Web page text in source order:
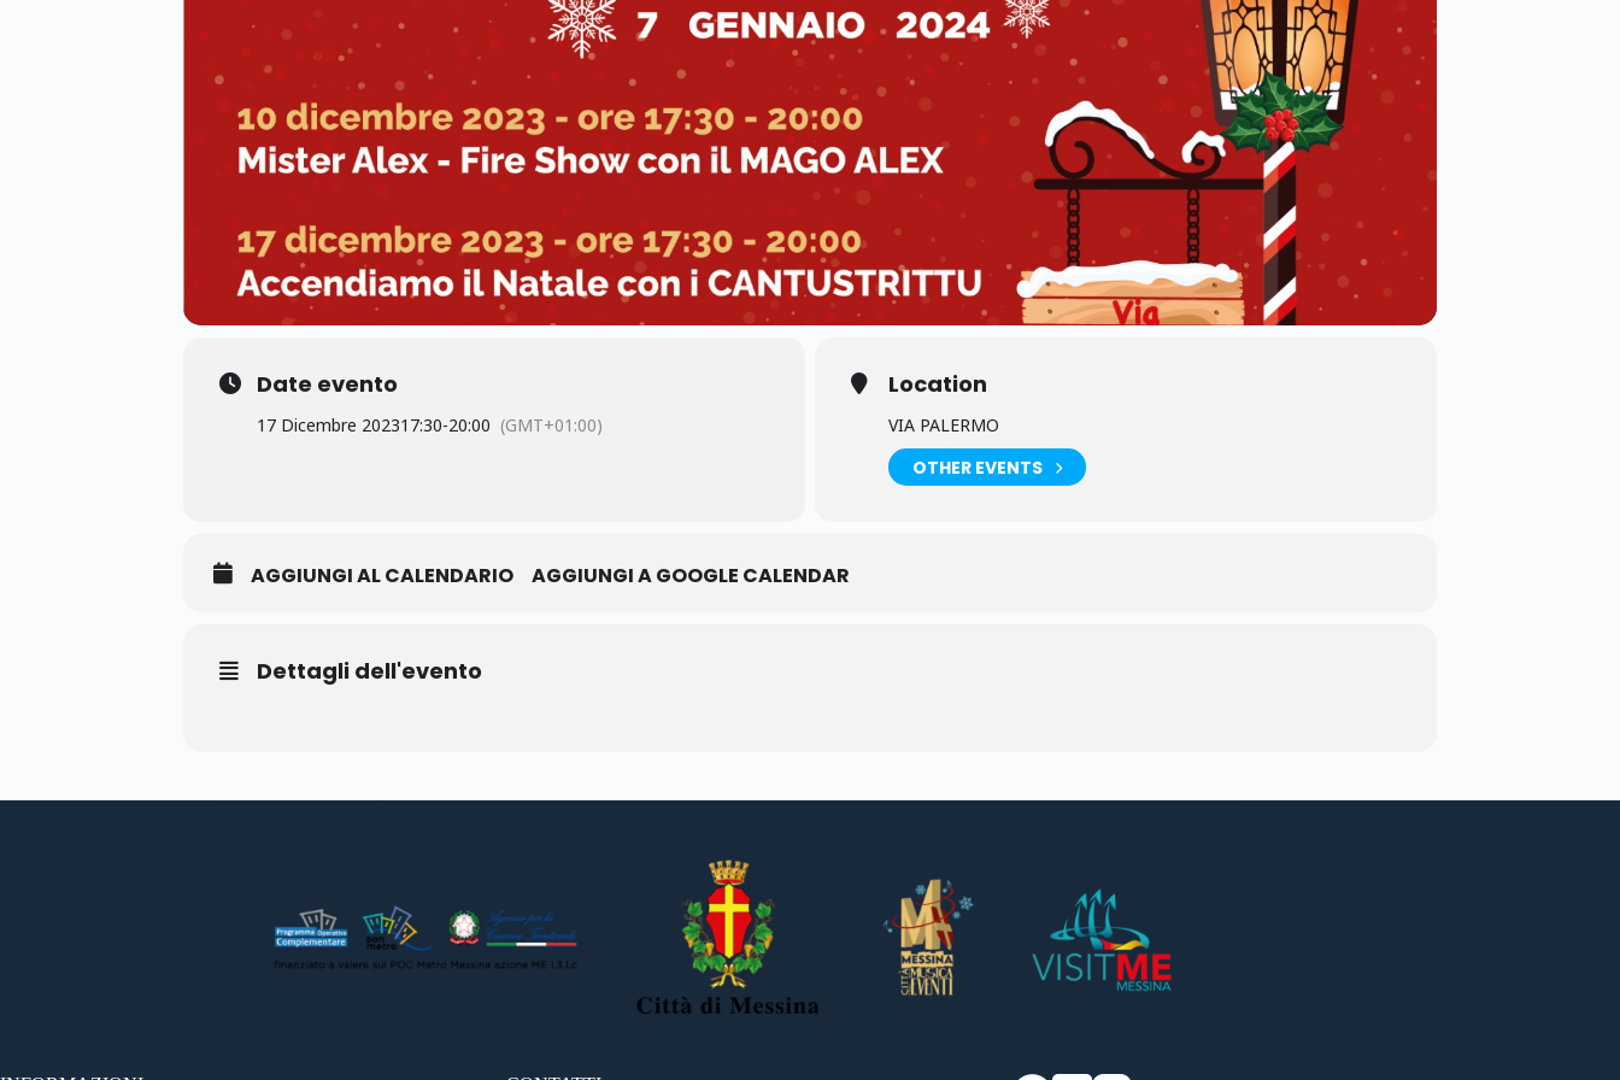
Date evento
17 Dicembre 202317:30-20:00 (GMT+01:00)
Location
VIA PALERMO
OTHER EVENTS
AGGIUNGI AL CALENDARIO AGGIUNGI A GOOGLE CALENDAR
Dettagli dell'evento